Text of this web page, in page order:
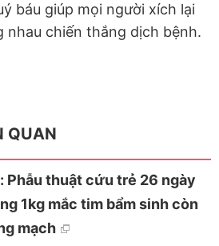
báu giúp mọi người xích lại
nhau chiến thắng dịch bệnh.
QUAN
Phẫu thuật cứu trẻ 26 ngày
1kg mắc tim bẩm sinh còn
mạch